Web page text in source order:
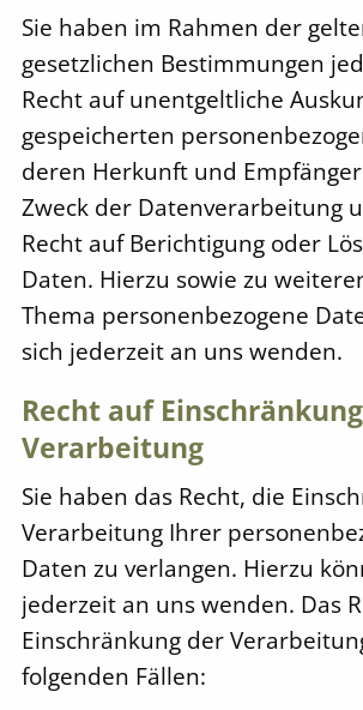
Sie haben im Rahmen der
gesetzlichen Bestimmungen
Recht auf unentgeltliche
gespeicherten
deren Herkunft und
Zweck der Datenverarbeitung
Recht auf Berichtigung oder
Daten. Hierzu sowie zu
Thema personenbezogene
sich jederzeit an uns wenden.
Recht auf
Verarbeitung
Sie haben das Recht, die
Verarbeitung Ihrer
Daten zu verlangen. Hierzu
jederzeit an uns wenden. Das
Einschränkung der
folgenden Fällen: